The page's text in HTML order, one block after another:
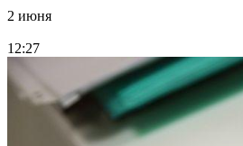
2 июня
12:27